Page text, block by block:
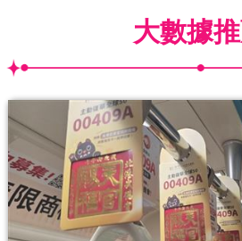
大數據